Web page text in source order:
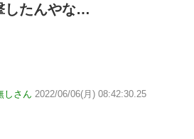
したんやな…
しさん 2022/06/06(月) 08:42:30.25